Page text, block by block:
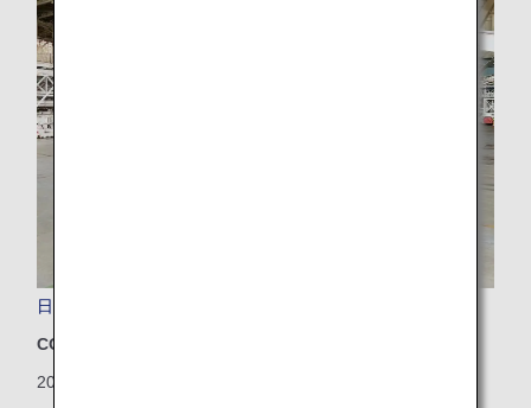
日本初！廃棄対象の作業車両をアップサイクル！
CO2排出量削減
2024/07/30